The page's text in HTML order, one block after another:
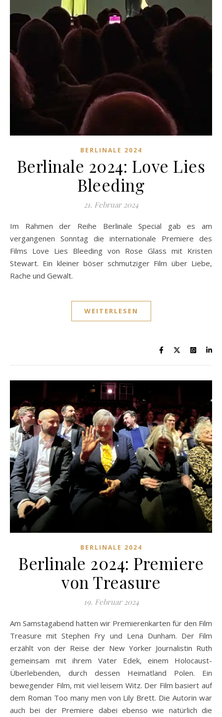
BERLINALE 2024
Berlinale 2024: Love Lies
Bleeding
21. Februar 2024
Im Rahmen der Reihe Berlinale Special gab es am
vergangenen Sonntag die internationale Premiere des
Films Love Lies Bleeding von Rose Glass mit Kristen
Stewart. Ein kleiner böser schmutziger Film über Liebe,
Rache und Gewalt.
WEITERLESEN
BERLINALE 2024
Berlinale 2024: Premiere
von Treasure
19. Februar 2024
Am Samstagabend hatten wir Premierenkarten für den Film
Treasure mit Stephen Fry und Lena Dunham. Der Film
erzählt von der Reise der New Yorker Journalistin Ruth
gemeinsam mit ihrem Vater Edek, einem Holocaust-
Überlebenden, durch dessen Heimatland Polen. Ein
bewegender Film, mit viel leisem Witz. Der Film basiert auf
dem Roman Too many men von Lily Brett. Die Autorin war
auch bei der Premiere dabei ebenso wie natürlich die